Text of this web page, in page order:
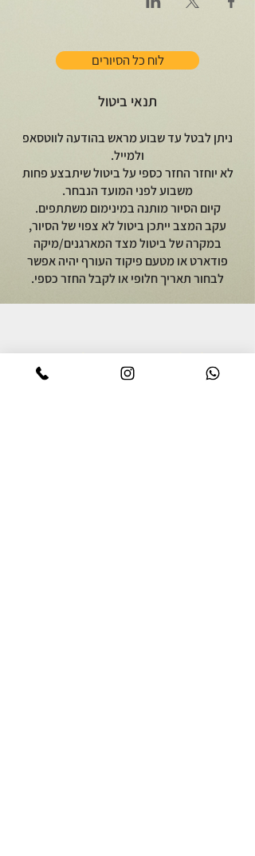
לוח כל הסיורים
תנאי ביטול
ניתן לבטל עד שבוע מראש בהודעה לווטסאפ
ולמייל.
לא יוחזר החזר כספי על ביטול שיתבצע פחות
משבוע לפני המועד הנבחר.
קיום הסיור מותנה במינימום משתתפים.
עקב המצב ייתכן ביטול לא צפוי של הסיור,
במקרה של ביטול מצד המארגנים/מיקה
פודארט או מטעם פיקוד העורף יהיה אפשר
לבחור תאריך חלופי או לקבל החזר כספי.
על מיקה פודארט
יוצאים לאכול
סיור אוכל באור יהודה